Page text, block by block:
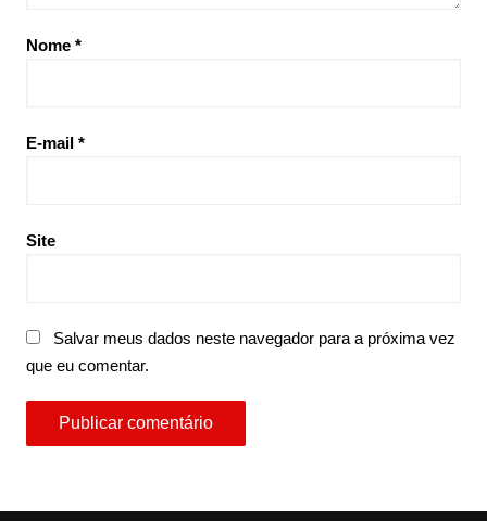
Nome *
E-mail *
Site
Salvar meus dados neste navegador para a próxima vez
que eu comentar.